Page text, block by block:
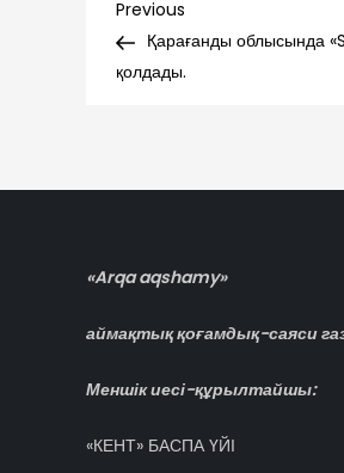
Навигация
по
Previous
Post
Previous
Қарағанды облысында
қолдады.
«Arqa aqshamy»
аймақтық қоғамдық-саяси
Меншік иесі-құрылтайшы:
«КЕНТ» БАСПА ҮЙІ